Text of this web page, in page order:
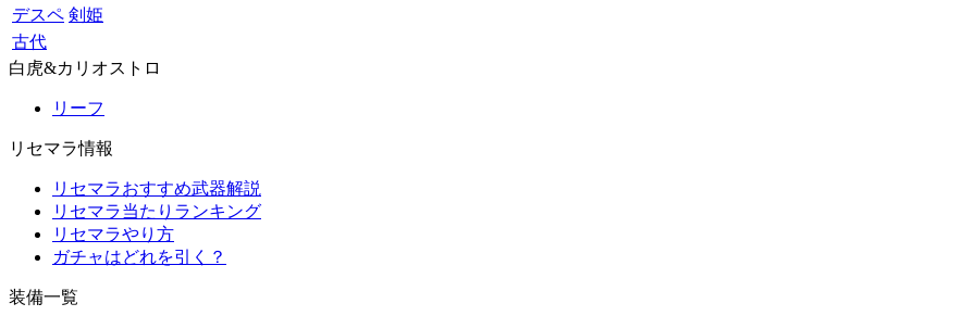
デスペ 剣姫
古代
白虎&カリオストロ
リーフ
リセマラ情報
リセマラおすすめ武器解説
リセマラ当たりランキング
リセマラやり方
ガチャはどれを引く？
装備一覧